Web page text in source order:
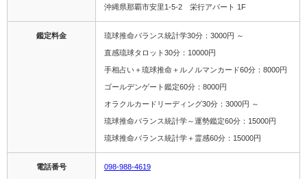
沖縄県那覇市安里1-5-2 栄行アパート 1F
鑑定料金 琉球推命バランス統計学30分：3000円 ～
直感琉球タロット30分：10000円
手相占い＋琉球推命＋ルノルマンカード60分：8000円
ゴールデンゲート鑑定60分：8000円
オラクルカードリーディング30分：3000円 ～
琉球推命バランス統計学～運勢鑑定60分：15000円
琉球推命バランス統計学＋霊感60分：15000円
電話番号 098-988-4619